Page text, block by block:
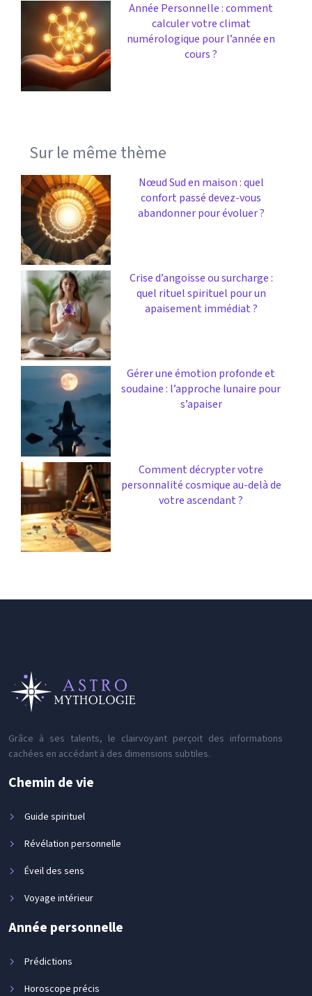
Année Personnelle : comment
calculer votre climat
numérologique pour l’année en
cours ?
Sur le même thème
Nœud Sud en maison : quel
confort passé devez-vous
abandonner pour évoluer ?
Crise d’angoisse ou surcharge :
quel rituel spirituel pour un
apaisement immédiat ?
Gérer une émotion profonde et
soudaine : l’approche lunaire pour
s’apaiser
Comment décrypter votre
personnalité cosmique au-delà de
votre ascendant ?
Grâce à ses talents, le clairvoyant perçoit des informations
cachées en accédant à des dimensions subtiles.
Chemin de vie
Guide spirituel
Révélation personnelle
Éveil des sens
Voyage intérieur
Année personnelle
Prédictions
Horoscope précis